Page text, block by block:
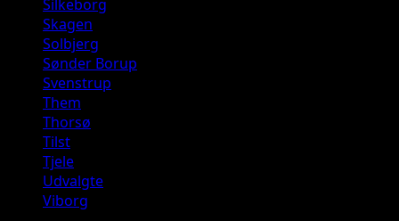
Silkeborg
Skagen
Solbjerg
Sønder Borup
Svenstrup
Them
Thorsø
Tilst
Tjele
Udvalgte
Viborg